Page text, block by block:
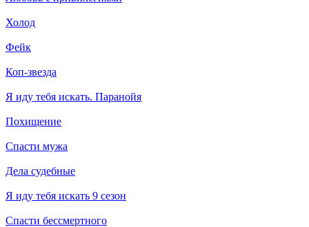
Холод
Фейк
Коп-звезда
Я иду тебя искать. Паранойя
Похищение
Спасти мужа
Дела судебные
Я иду тебя искать 9 сезон
Спасти бессмертного